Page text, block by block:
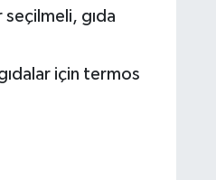
gıda
için termos